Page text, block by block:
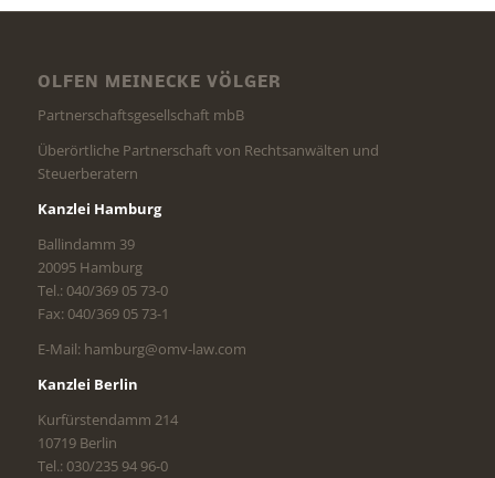
OLFEN MEINECKE VÖLGER
Partnerschaftsgesellschaft mbB
Überörtliche Partnerschaft von Rechtsanwälten und
Steuerberatern
Kanzlei Hamburg
Ballindamm 39
20095 Hamburg
Tel.: 040/369 05 73-0
Fax: 040/369 05 73-1
E-Mail: hamburg@omv-law.com
Kanzlei Berlin
Kurfürstendamm 214
10719 Berlin
Tel.: 030/235 94 96-0